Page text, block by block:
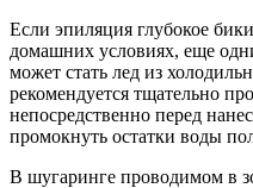
Если эпиляция глубокое
домашних условиях, еще
может стать лед из
рекомендуется тщательно
непосредственно перед
промокнуть остатки воды
В шугаринге проводимом в